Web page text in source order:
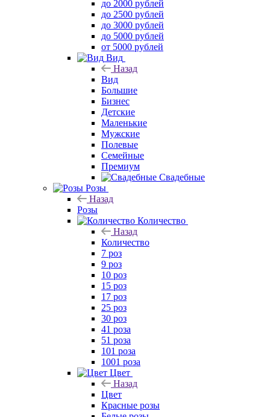
до 2000 рублей
до 2500 рублей
до 3000 рублей
до 5000 рублей
от 5000 рублей
Вид
Назад
Вид
Большие
Бизнес
Детские
Маленькие
Мужские
Полевые
Семейные
Премиум
Свадебные
Розы
Назад
Розы
Количество
Назад
Количество
7 роз
9 роз
10 роз
15 роз
17 роз
25 роз
30 роз
41 роза
51 роза
101 роза
1001 роза
Цвет
Назад
Цвет
Красные розы